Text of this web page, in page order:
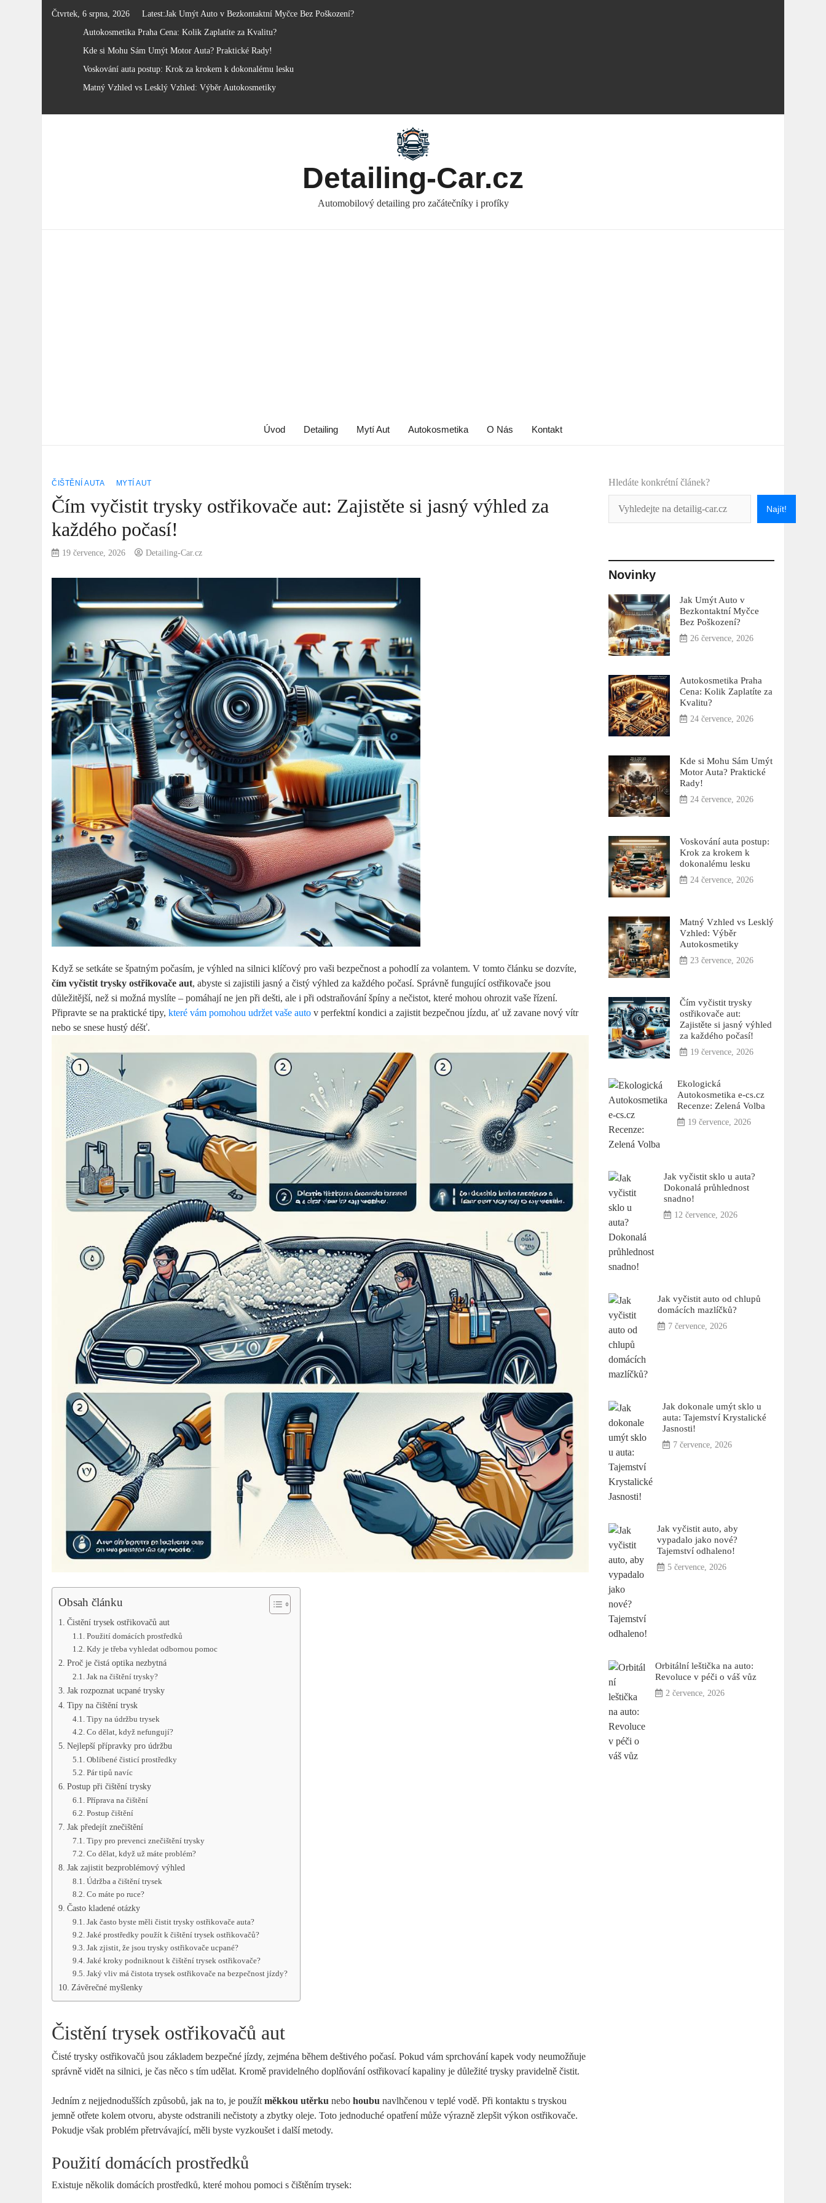
Skip
Čtvrtek, 6 srpna, 2026 Latest:Jak Umýt Auto v Bezkontaktní Myčce Bez Poškození?
Autokosmetika Praha Cena: Kolik Zaplatíte za Kvalitu?
Kde si Mohu Sám Umýt Motor Auta? Praktické Rady!
Voskování auta postup: Krok za krokem k dokonalému lesku
Matný Vzhled vs Lesklý Vzhled: Výběr Autokosmetiky
Detailing-Car.cz
Automobilový detailing pro začátečníky i profíky
Úvod Detailing Mytí Aut Autokosmetika O Nás Kontakt
ČIŠTĚNÍ AUTA MYTÍ AUT
Čím vyčistit trysky ostřikovače aut: Zajistěte si jasný výhled za
každého počasí!
19 července, 2026 Detailing-Car.cz
Když se setkáte se špatným počasím, je výhled na silnici klíčový pro vaši bezpečnost a pohodlí za volantem. V tomto článku se dozvíte,
čím vyčistit trysky ostřikovače aut, abyste si zajistili jasný a čistý výhled za každého počasí. Správně fungující ostřikovače jsou
důležitější, než si možná myslíte – pomáhají ne jen při dešti, ale i při odstraňování špíny a nečistot, které mohou ohrozit vaše řízení.
Připravte se na praktické tipy,které vám pomohou udržet vaše auto v perfektní kondici a zajistit bezpečnou jízdu, ať už zavane nový vítr
nebo se snese hustý déšť.
Obsah článku
Čistění trysek ostřikovačů aut
Použití domácích prostředků
Kdy je třeba vyhledat odbornou pomoc
Proč je čistá optika nezbytná
Jak na čištění trysky?
Jak rozpoznat ucpané trysky
Tipy na čištění trysk
Tipy na údržbu trysek
Co dělat, když nefungují?
Nejlepší přípravky pro údržbu
Oblíbené čisticí prostředky
Pár tipů navíc
Postup při čištění trysky
Příprava na čištění
Postup čištění
Jak předejít znečištění
Tipy pro prevenci znečištění trysky
Co dělat, když už máte problém?
Jak zajistit bezproblémový výhled
Údržba a čištění trysek
Co máte po ruce?
Často kladené otázky
Jak často byste měli čistit trysky ostřikovače auta?
Jaké prostředky použít k čištění trysek ostřikovačů?
Jak zjistit, že jsou trysky ostřikovače ucpané?
Jaké kroky podniknout k čištění trysek ostřikovače?
Jaký vliv má čistota trysek ostřikovače na bezpečnost jízdy?
Závěrečné myšlenky
Čistění trysek ostřikovačů aut
Čisté trysky ostřikovačů jsou základem bezpečné jízdy, zejména během deštivého počasí. Pokud vám sprchování kapek vody neumožňuje
správně vidět na silnici, je čas něco s tím udělat. Kromě pravidelného doplňování ostřikovací kapaliny je důležité trysky pravidelně čistit.
Jedním z nejjednodušších způsobů, jak na to, je použítměkkou utěrku nebohoubu navlhčenou v teplé vodě. Při kontaktu s tryskou
jemně otřete kolem otvoru, abyste odstranili nečistoty a zbytky oleje. Toto jednoduché opatření může výrazně zlepšit výkon ostřikovače.
Pokudje však problém přetrvávající, měli byste vyzkoušet i další metody.
Použití domácích prostředků
Existuje několik domácích prostředků, které mohou pomoci s čištěním trysek:
Hledáte konkrétní článek?
Najít!
Novinky
Jak Umýt Auto v
Bezkontaktní Myčce
Bez Poškození?
26 července, 2026
Autokosmetika Praha
Cena: Kolik Zaplatíte za
Kvalitu?
24 července, 2026
Kde si Mohu Sám Umýt
Motor Auta? Praktické
Rady!
24 července, 2026
Voskování auta postup:
Krok za krokem k
dokonalému lesku
24 července, 2026
Matný Vzhled vs Lesklý
Vzhled: Výběr
Autokosmetiky
23 července, 2026
Čím vyčistit trysky
ostřikovače aut:
Zajistěte si jasný výhled
za každého počasí!
19 července, 2026
Ekologická
Autokosmetika e-cs.cz
Recenze: Zelená Volba
19 července, 2026
Jak vyčistit sklo u auta?
Dokonalá průhlednost
snadno!
12 července, 2026
Jak vyčistit auto od chlupů
domácích mazlíčků?
7 července, 2026
Jak dokonale umýt sklo u
auta: Tajemství Krystalické
Jasnosti!
7 července, 2026
Jak vyčistit auto, aby
vypadalo jako nové?
Tajemství odhaleno!
5 července, 2026
Orbitální leštička na auto:
Revoluce v péči o váš vůz
2 července, 2026